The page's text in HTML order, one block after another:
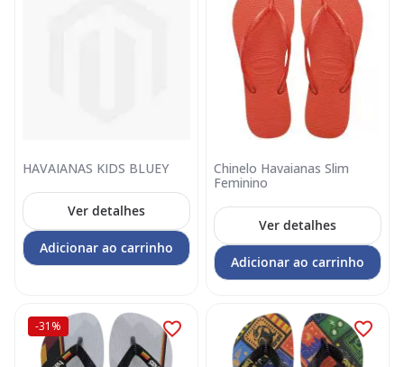
HAVAIANAS KIDS BLUEY
Ver detalhes
Adicionar ao carrinho
Chinelo Havaianas Slim
Feminino
Ver detalhes
Adicionar ao carrinho
-31%